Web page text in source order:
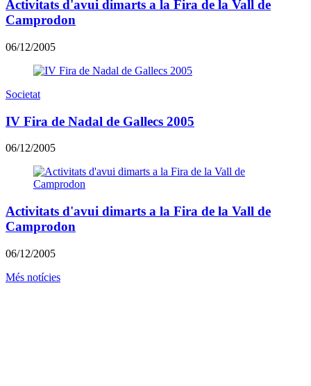
Activitats d'avui dimarts a la Fira de la Vall de
Camprodon
06/12/2005
Societat
IV Fira de Nadal de Gallecs 2005
06/12/2005
Activitats d'avui dimarts a la Fira de la Vall de
Camprodon
06/12/2005
Més notícies